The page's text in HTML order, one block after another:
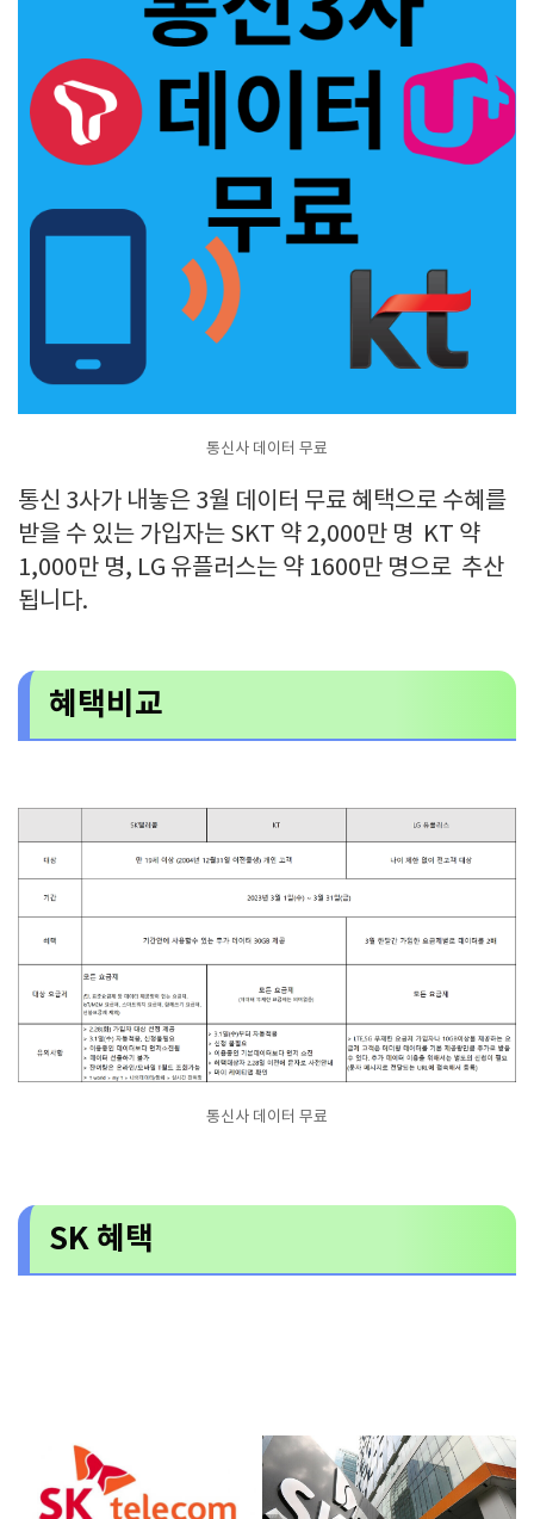
통신사 데이터 무료
통신 3사가 내놓은 3월 데이터 무료 혜택으로 수혜를
받을 수 있는 가입자는 SKT 약 2,000만 명 KT 약
1,000만 명, LG 유플러스는 약 1600만 명으로 추산
됩니다.
혜택비교
통신사 데이터 무료
SK 혜택